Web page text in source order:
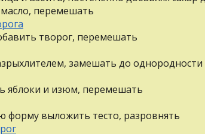
перемешать
творог, перемешать
замешать до однородности
яблоки и изюм, перемешать
форму выложить тесто, разровнять